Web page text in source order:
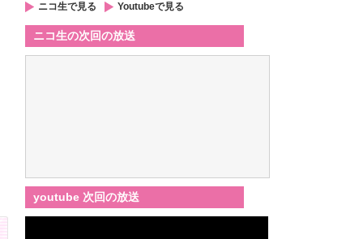
ニコ生で見る Youtubeで見る
ニコ生の次回の放送
youtube 次回の放送